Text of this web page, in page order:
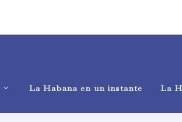
La Habana en un instante La